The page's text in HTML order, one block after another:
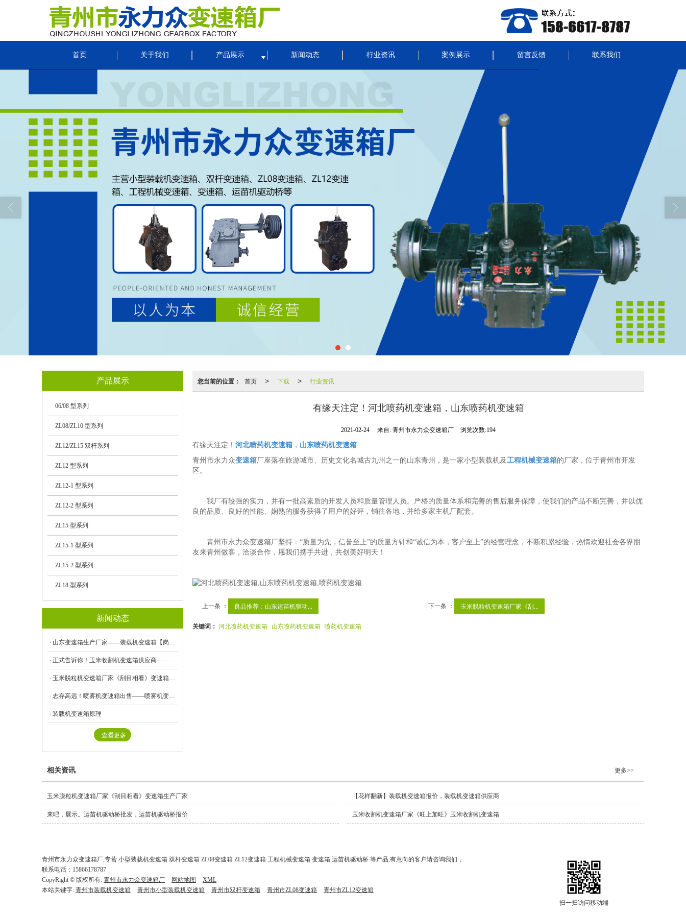
首页 关于我们 产品展示 新闻动态 行业资讯 案例展示 留言反馈 联系我们
您当前的位置： 首页 > 下载 > 行业资讯
有缘天注定！河北喷药机变速箱，山东喷药机变速箱
2021-02-24 来自: 青州市永力众变速箱厂 浏览次数:194
有缘天注定！ 河北喷药机变速箱 ， 山东喷药机变速箱
青州市永力众变速箱厂座落在旅游城市、历史文化名城古九州之一的山东青州，是一家小型装载机及工程机械变速箱的厂家，位于青州市开发
区。
我厂有较强的实力，并有一批高素质的开发人员和质量管理人员。严格的质量体系和完善的售后服务保障，使我们的产品不断完善，并以优
良的品质、良好的性能、娴熟的服务获得了用户的好评，销往各地，并给多家主机厂配套。
青州市永力众变速箱厂坚持：“质量为先，信誉至上”的质量方针和“诚信为本，客户至上”的经营理念，不断积累经验，热情欢迎社会各界朋
友来青州做客，洽谈合作，愿我们携手共进，共创美好明天！
上一条 ： 良品推荐：山东运苗机驱动... 下一条 ： 玉米脱粒机变速箱厂家《刮...
关键词： 河北喷药机变速箱 山东喷药机变速箱 喷药机变速箱
产品展示
06/08 型系列
ZL08/ZL10 型系列
ZL12/ZL15 双杆系列
ZL12 型系列
ZL12-1 型系列
ZL12-2 型系列
ZL15 型系列
ZL15-1 型系列
ZL15-2 型系列
ZL18 型系列
新闻动态
山东变速箱生产厂家——装载机变速箱【岗办事】
正式告诉你！玉米收割机变速箱供应商——玉米收割机变速箱价格
玉米脱粒机变速箱厂家《刮目相看》变速箱生产厂家
志存高远！喷雾机变速箱出售——喷雾机变速箱批发商
装载机变速箱原理
查看更多
相关资讯 更多>>
玉米脱粒机变速箱厂家《刮目相看》变速箱生产厂家 【花样翻新】装载机变速箱报价，装载机变速箱供应商
来吧，展示。运苗机驱动桥批发，运苗机驱动桥报价 玉米收割机变速箱厂家《旺上加旺》玉米收割机变速箱
青州市永力众变速箱厂,专营 小型装载机变速箱 双杆变速箱 ZL08变速箱 ZL12变速箱 工程机械变速箱 变速箱 运苗机驱动桥 等产品,有意向的客户请咨询我们，
联系电话：15866178787
CopyRight © 版权所有: 青州市永力众变速箱厂 网站地图
XML
本站关键字: 青州市装载机变速箱 青州市小型装载机变速箱 青州市双杆变速箱 青州市ZL08变速箱 青州市ZL12变速箱
扫一扫访问移动端